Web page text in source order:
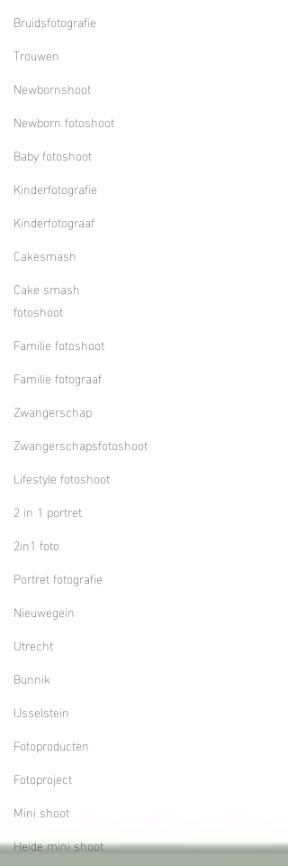
Bruidsfotografie
Trouwen
Newbornshoot
Newborn fotoshoot
Baby fotoshoot
Kinderfotografie
Kinderfotograaf
Cakesmash
Cake smash
fotoshoot
Familie fotoshoot
Familie fotograaf
Zwangerschap
Zwangerschapsfotoshoot
Lifestyle fotoshoot
2 in 1 portret
2in1 foto
Portret fotografie
Nieuwegein
Utrecht
Bunnik
IJsselstein
Fotoproducten
Fotoproject
Mini shoot
Heide mini shoot